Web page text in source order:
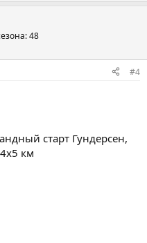
48
#4
старт Гундерсен,
км